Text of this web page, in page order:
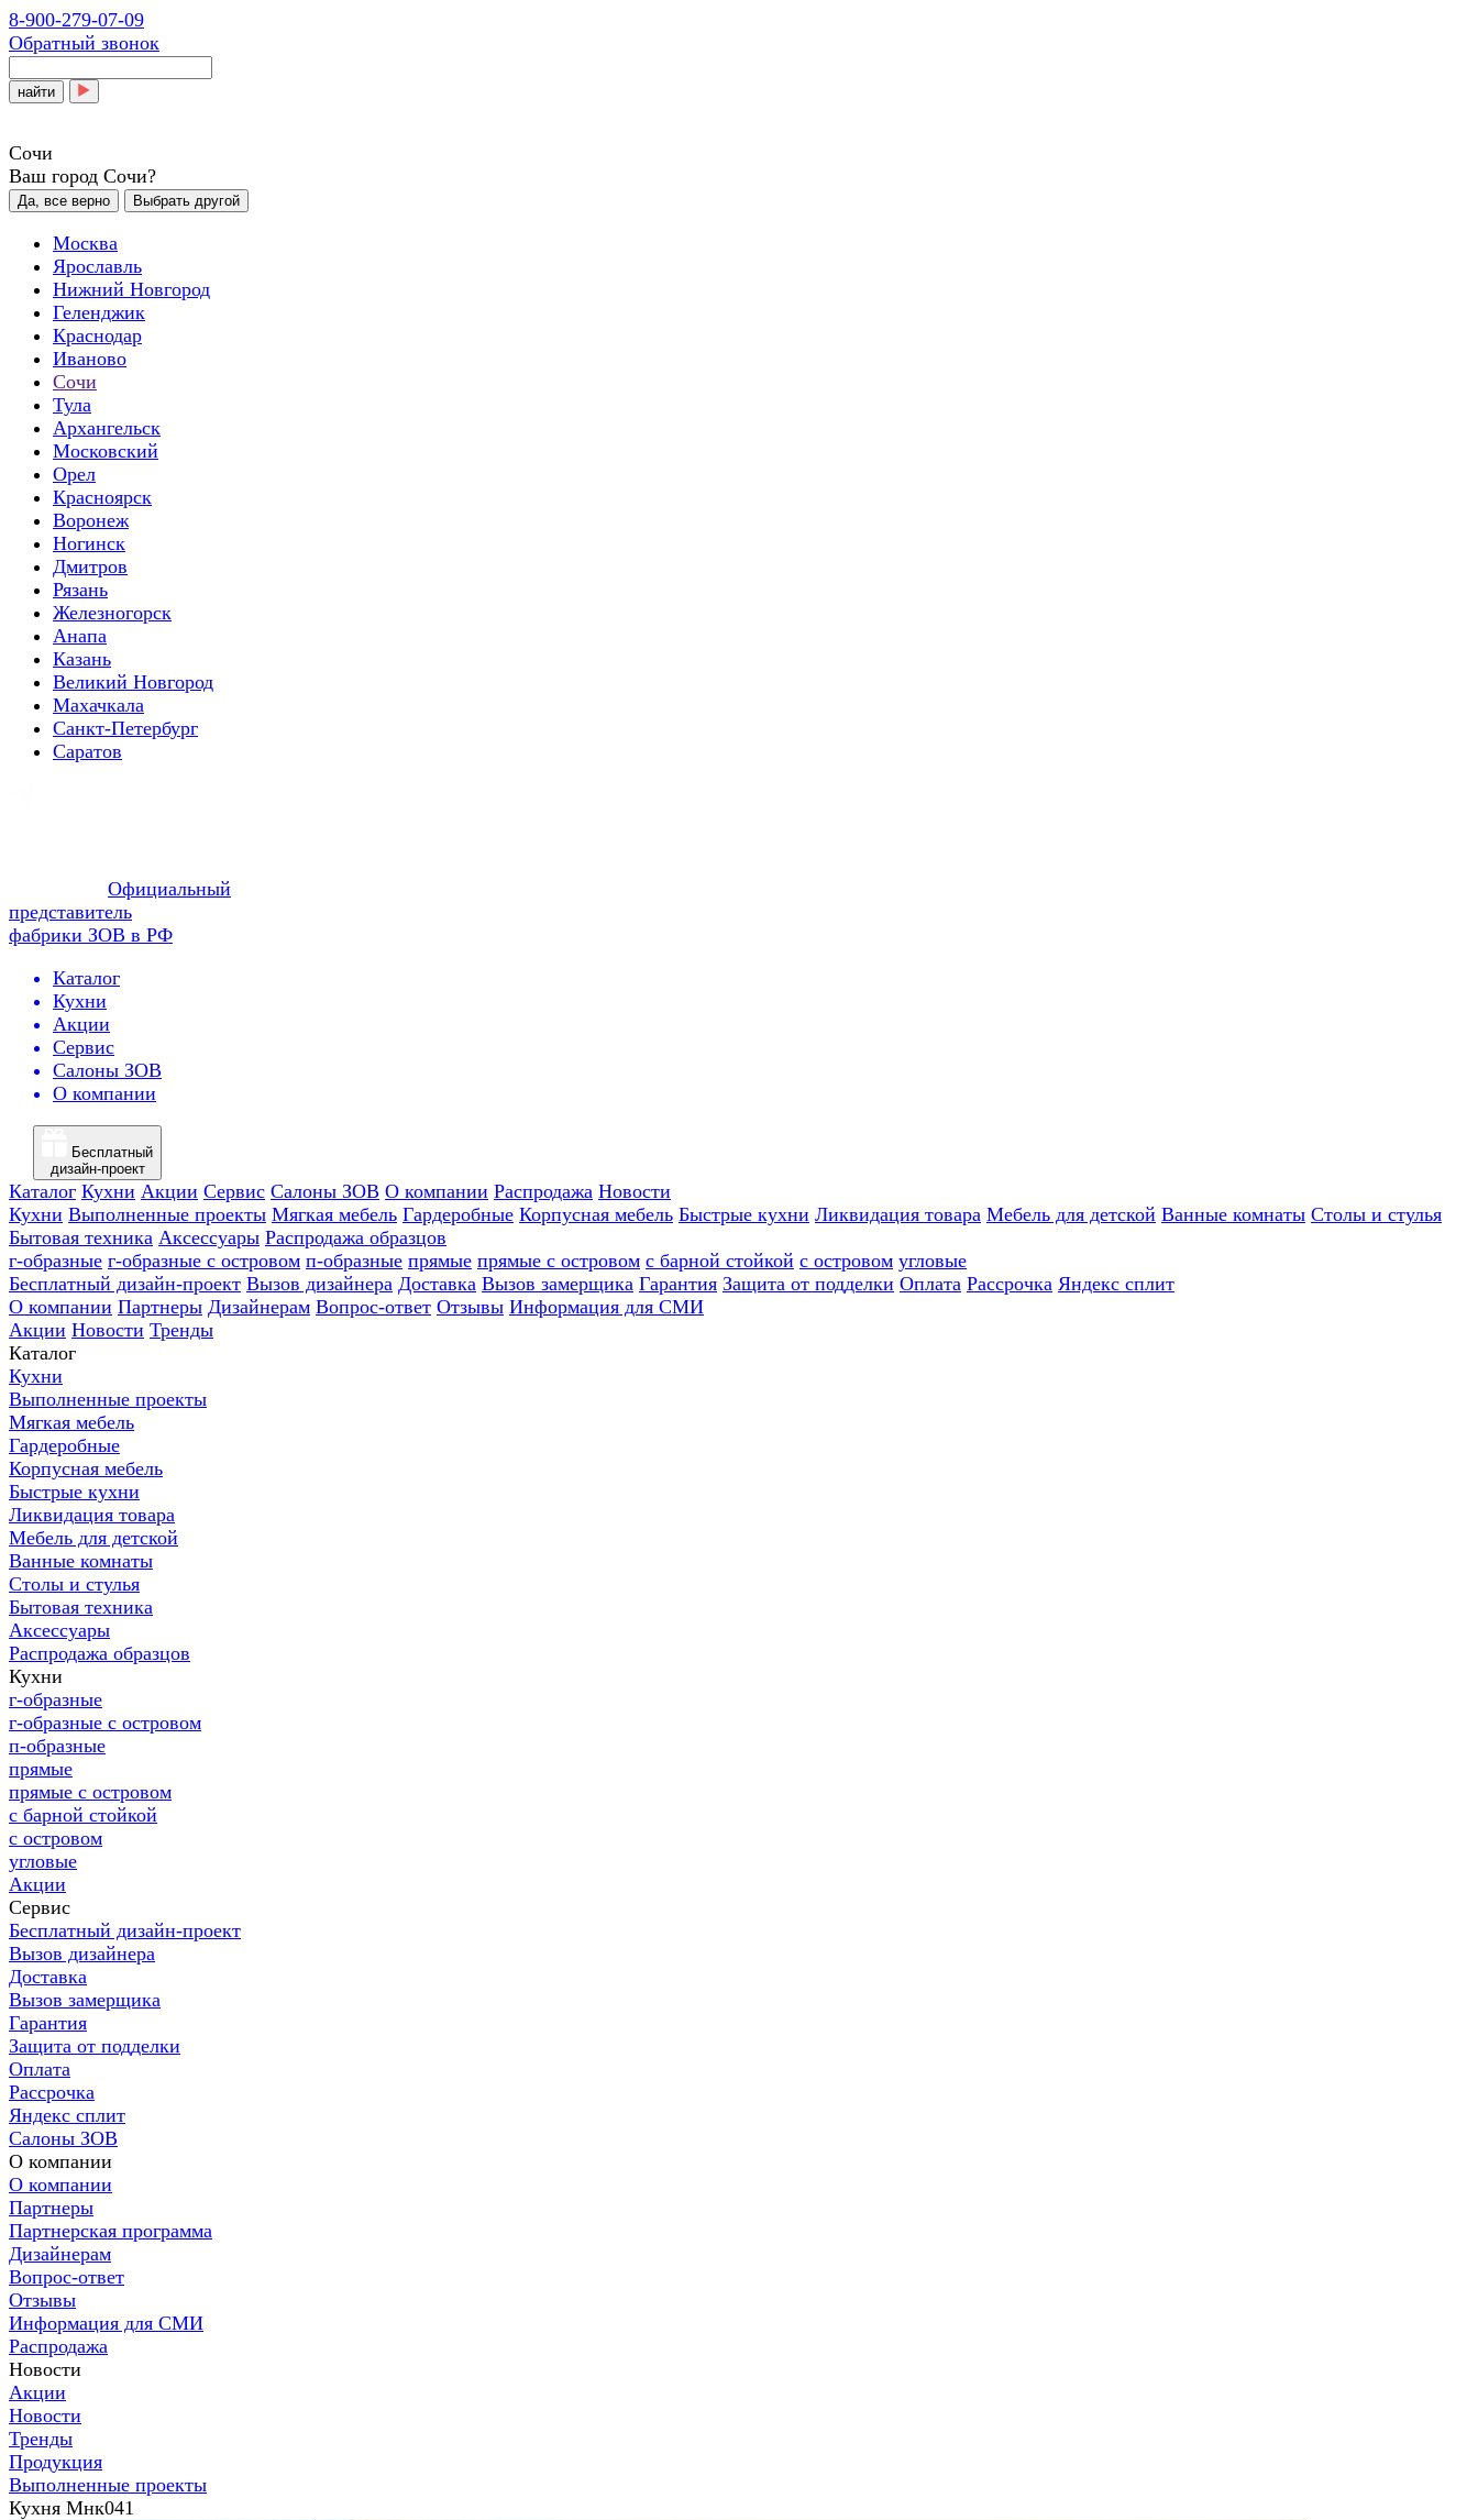
8-900-279-07-09
Обратный звонок
найти
Сочи
Ваш город Сочи?
Да, все верно Выбрать другой
Москва
Ярославль
Нижний Новгород
Геленджик
Краснодар
Иваново
Сочи
Тула
Архангельск
Московский
Орел
Красноярск
Воронеж
Ногинск
Дмитров
Рязань
Железногорск
Анапа
Казань
Великий Новгород
Махачкала
Санкт-Петербург
Саратов
Официальный
представитель
фабрики ЗОВ в РФ
Каталог
Кухни
Акции
Сервис
Салоны ЗОВ
О компании
Бесплатный
дизайн-проект
Каталог Кухни Акции Сервис Салоны ЗОВ О компании Распродажа Новости
Кухни Выполненные проекты Мягкая мебель Гардеробные Корпусная мебель Быстрые кухни Ликвидация товара Мебель для детской Ванные комнаты Столы и стулья
Бытовая техника Аксессуары Распродажа образцов
г-образные г-образные с островом п-образные прямые прямые с островом с барной стойкой с островом угловые
Бесплатный дизайн-проект Вызов дизайнера Доставка Вызов замерщика Гарантия Защита от подделки Оплата Рассрочка Яндекс сплит
О компании Партнеры Дизайнерам Вопрос-ответ Отзывы Информация для СМИ
Акции Новости Тренды
Каталог
Кухни
Выполненные проекты
Мягкая мебель
Гардеробные
Корпусная мебель
Быстрые кухни
Ликвидация товара
Мебель для детской
Ванные комнаты
Столы и стулья
Бытовая техника
Аксессуары
Распродажа образцов
Кухни
г-образные
г-образные с островом
п-образные
прямые
прямые с островом
с барной стойкой
с островом
угловые
Акции
Сервис
Бесплатный дизайн-проект
Вызов дизайнера
Доставка
Вызов замерщика
Гарантия
Защита от подделки
Оплата
Рассрочка
Яндекс сплит
Салоны ЗОВ
О компании
О компании
Партнеры
Партнерская программа
Дизайнерам
Вопрос-ответ
Отзывы
Информация для СМИ
Распродажа
Новости
Акции
Новости
Тренды
Продукция
Выполненные проекты
Кухня Мнк041